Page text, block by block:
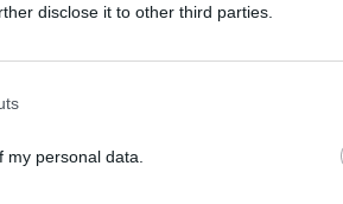
disclose it to other third parties.
personal data.